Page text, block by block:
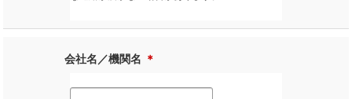
会社名／機関名 ＊